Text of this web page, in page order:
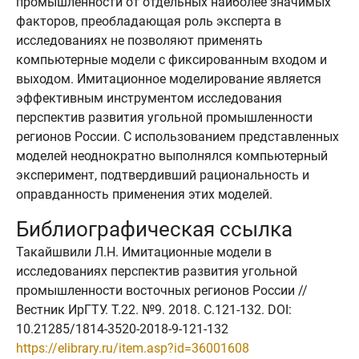
факторов, преобладающая роль эксперта в
исследованиях не позволяют применять
компьютерные модели с фиксированным входом и
выходом. Имитационное моделирование является
эффективным инструментом исследования
перспектив развития угольной промышленности
регионов России. С использованием представленных
моделей неоднократно выполнялся компьютерный
эксперимент, подтвердивший рациональность и
оправданность применения этих моделей.
Библиографическая ссылка
Такайшвили Л.Н. Имитационные модели в
исследованиях перспектив развития угольной
промышленности восточных регионов России //
Вестник ИрГТУ. Т.22. №9. 2018. C.121-132. DOI:
10.21285/1814-3520-2018-9-121-132
https://elibrary.ru/item.asp?id=36001608